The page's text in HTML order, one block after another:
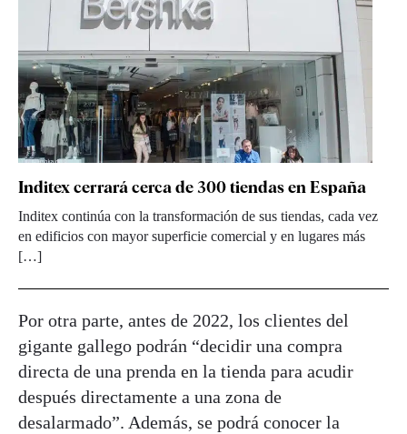
Inditex cerrará cerca de 300 tiendas en España
Inditex continúa con la transformación de sus tiendas, cada vez
en edificios con mayor superficie comercial y en lugares más
[…]
Por otra parte, antes de 2022, los clientes del
gigante gallego podrán “decidir una compra
directa de una prenda en la tienda para acudir
después directamente a una zona de
desalarmado”. Además, se podrá conocer la